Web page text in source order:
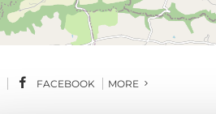
FACEBOOK MORE